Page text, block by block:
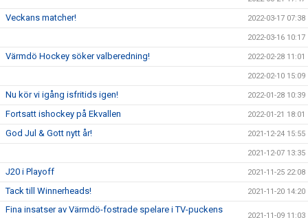
Veckans matcher! 2022-03-17 07:38
2022-03-16 10:17
Värmdö Hockey söker valberedning! 2022-02-28 11:01
2022-02-10 15:09
Nu kör vi igång isfritids igen! 2022-01-28 10:39
Fortsatt ishockey på Ekvallen 2022-01-21 18:01
God Jul & Gott nytt år! 2021-12-24 15:55
2021-12-07 13:35
J20 i Playoff 2021-11-25 22:08
Tack till Winnerheads! 2021-11-20 14:20
Fina insatser av Värmdö-fostrade spelare i TV-puckens
2021-11-09 11:03